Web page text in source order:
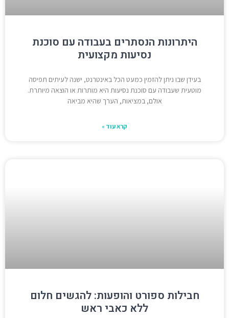
היתרונות הנסתרים בעבודה עם סוכנת
נסיעות מקצועית
בעידן שבו ניתן להזמין כמעט הכל באינטרנט, ישנה לעיתים תפיסה
מוטעית שעבודה עם סוכנת נסיעות היא מותרות או הוצאה מיותרת.
אולם, במציאות, הערך שהיא מביאה
קרא עוד »
חבילות ספורט והופעות: להגשים חלום
ללא כאבי ראש